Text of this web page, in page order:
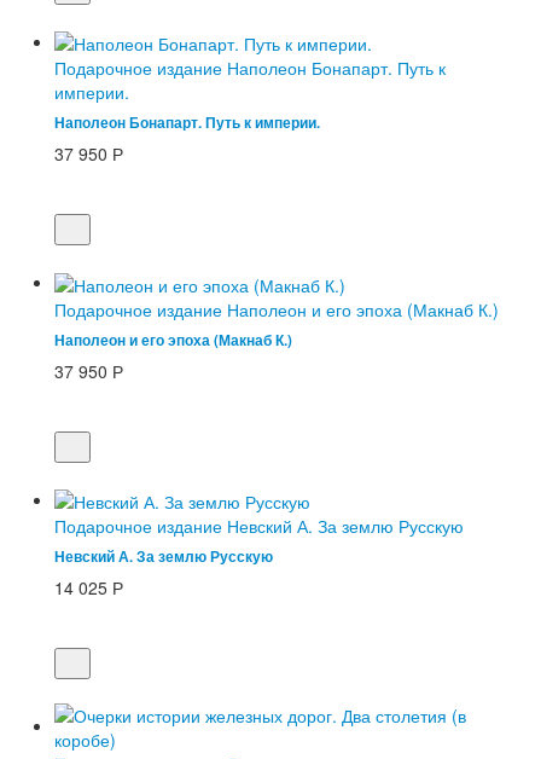
Подарочное издание Наполеон Бонапарт. Путь к
империи.
Наполеон Бонапарт. Путь к империи.
37 950 Р
Подарочное издание Наполеон и его эпоха (Макнаб К.)
Наполеон и его эпоха (Макнаб К.)
37 950 Р
Подарочное издание Невский А. За землю Русскую
Невский А. За землю Русскую
14 025 Р